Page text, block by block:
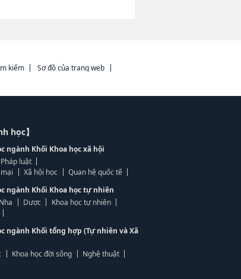
kiếm
Sơ đồ của trang web
học】
ngành Khối Khoa học xã hội
Pháp luật
Xã hội học
Quan hệ quốc tế
ngành Khối Khoa học tự nhiên
Dược
Khoa học tự nhiên
ngành Khối tổng hợp (Tự nhiên và Xã
Khoa học đời sống
Nghệ thuật